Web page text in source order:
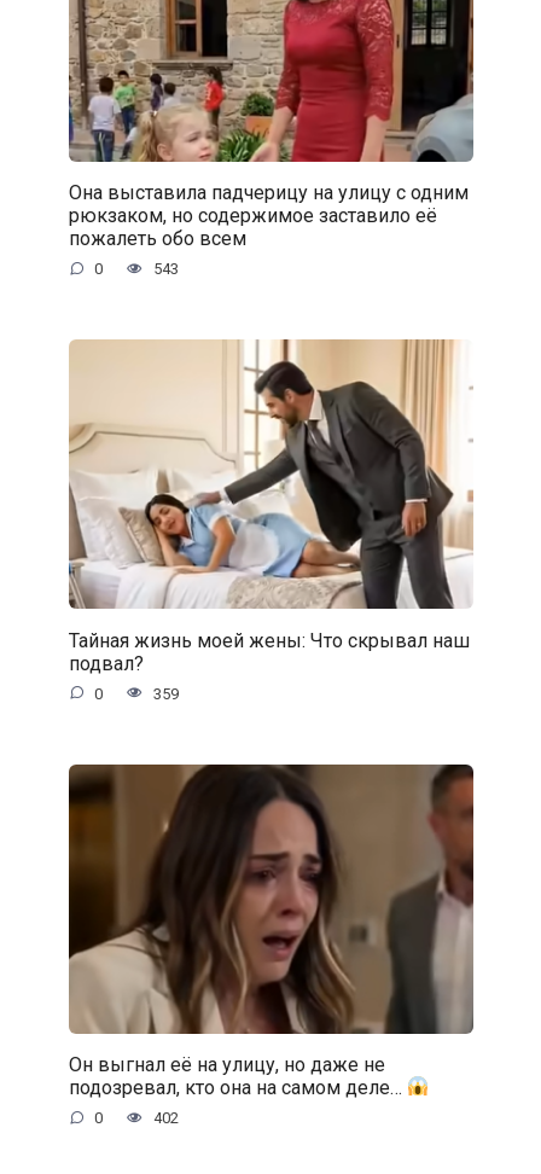
Она выставила падчерицу на улицу с одним
рюкзаком, но содержимое заставило её
пожалеть обо всем
0 543
Тайная жизнь моей жены: Что скрывал наш
подвал?
0 359
Он выгнал её на улицу, но даже не
подозревал, кто она на самом деле…
0 402